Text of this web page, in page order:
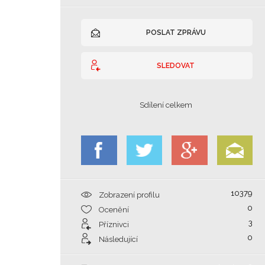
POSLAT ZPRÁVU
SLEDOVAT
Sdílení celkem
Zobrazení profilu
10379
Ocenění
0
Příznivci
3
Následující
0